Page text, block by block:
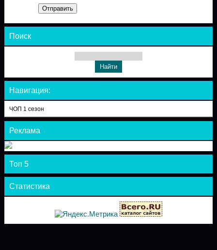
Отправить
Поиск
Навигация:
ЧОП 1 сезон
Реклама
Топ 5
Статистика